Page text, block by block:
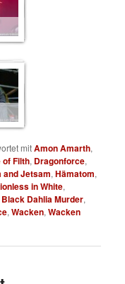
mitAmon Amarth,
of Filth, Dragonforce,
and Jetsam,Hämatom,
in White,
Black Dahlia Murder,
,Wacken,Wacken